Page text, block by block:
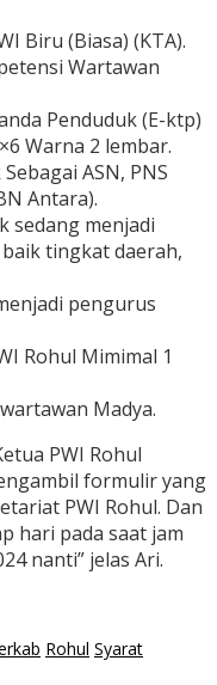
Biru (Biasa) (KTA).
Wartawan
Penduduk (E-ktp)
Warna 2 lembar.
ASN, PNS
Antara).
sedang menjadi
tingkat daerah,
pengurus
Rohul Mimimal 1
Madya.
PWI Rohul
formulir yang
PWI Rohul. Dan
hari pada saat jam
nanti” jelas Ari.
Rohul Syarat